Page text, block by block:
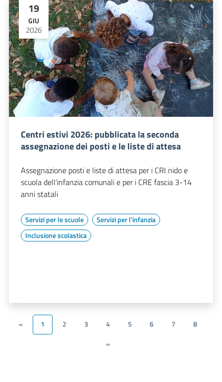
19
GIU
2026
Centri estivi 2026: pubblicata la seconda
assegnazione dei posti e le liste di attesa
Assegnazione posti e liste di attesa per i CRI nido e
scuola dell'infanzia comunali e per i CRE fascia 3-14
anni statali
Servizi per le scuole
Servizi per l'infanzia
Inclusione scolastica
« 1 2 3 4 5 6 7
8
»